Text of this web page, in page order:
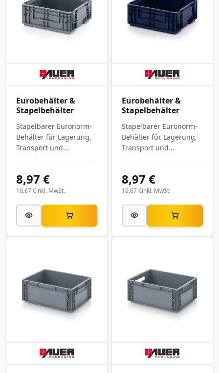
Eurobehälter &
Stapelbehälter
Stapelbarer Euronorm-
Behälter für Lagerung,
Transport und
4315-7001 mit
Außenmaßen 400 × 300
8,97 €
inkl. MwSt.
10,67 €
Eurobehälter &
Stapelbehälter
Stapelbarer Euronorm-
Behälter für Lagerung,
Transport und
4315-5003 mit
Außenmaßen 400 × 300
8,97 €
inkl. MwSt.
10,67 €